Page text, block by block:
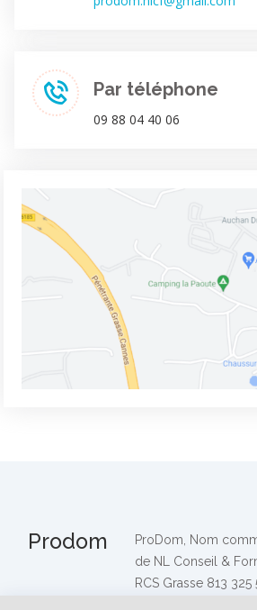
Par téléphone
09 88 04 40 06
Prodom
ProDom, Nom
de NL Conseil &
RCS Grasse 813 325